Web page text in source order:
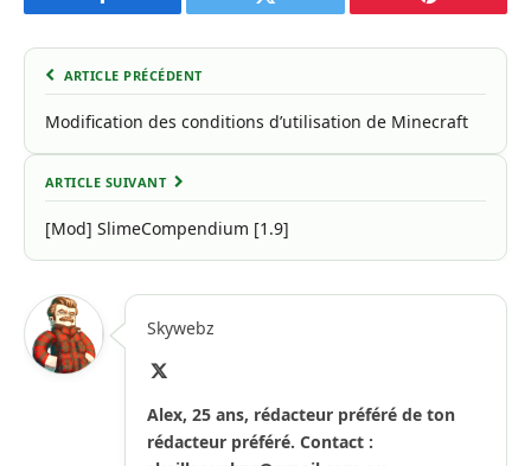
Facebook Twitter Pinterest
ARTICLE PRÉCÉDENT
Modification des conditions d’utilisation de Minecraft
ARTICLE SUIVANT
[Mod] SlimeCompendium [1.9]
Skywebz
X
Alex, 25 ans, rédacteur préféré de ton
rédacteur préféré. Contact :